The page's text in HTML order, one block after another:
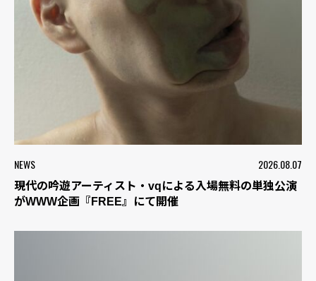
NEWS 2026.08.07
現代の吟遊アーティスト・vqによる入場無料の単独公演
がWWW企画『FREE』にて開催